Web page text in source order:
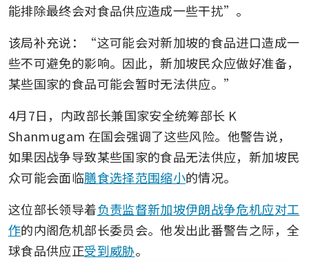
能排除最终会对食品供应造成一些干扰”。
该局补充说：“这可能会对新加坡的食品进口造成一
些不可避免的影响。因此，新加坡民众应做好准备，
某些国家的食品可能会暂时无法供应。”
4月7日，内政部长兼国家安全统筹部长 K
Shanmugam 在国会强调了这些风险。他警告说，
如果因战争导致某些国家的食品无法供应，新加坡民
众可能会面临膳食选择范围缩小的情况。
这位部长领导着负责监督新加坡伊朗战争危机应对工
作的内阁危机部长委员会。他发出此番警告之际，全
球食品供应正受到威胁。